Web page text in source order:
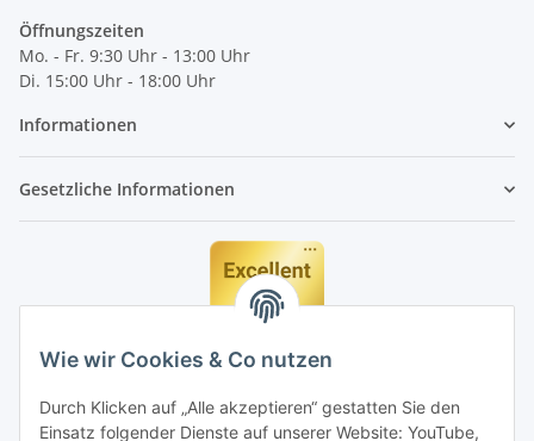
Wie wir Cookies & Co nutzen
Durch Klicken auf „Alle akzeptieren“ gestatten Sie den
Einsatz folgender Dienste auf unserer Website: YouTube,
Öffnungszeiten
Mo. - Fr. 9:30 Uhr - 13:00 Uhr
Di. 15:00 Uhr - 18:00 Uhr
Informationen
Gesetzliche Informationen